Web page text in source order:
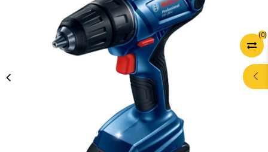
(0)
POMOĆ PRI
KUPOVINI